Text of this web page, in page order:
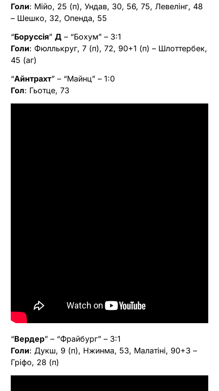
Голи: Мійо, 25 (п), Ундав, 30, 56, 75, Левелінг, 48
– Шешко, 32, Опенда, 55
“Боруссія” Д – “Бохум” – 3:1
Голи: Фюллькруг, 7 (п), 72, 90+1 (п) – Шлоттербек,
45 (аг)
“Айнтрахт” – “Майнц” – 1:0
Гол: Гьотце, 73
“Вердер” – “Фрайбург” – 3:1
Голи: Дукш, 9 (п), Нжинма, 53, Малатіні, 90+3 –
Гріфо, 28 (п)